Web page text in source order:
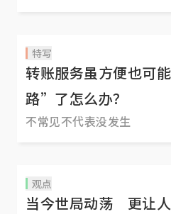
特写
转账服务虽方便也
路”了怎么办？
不常见不代表没发生
观点
当今世局动荡 更让